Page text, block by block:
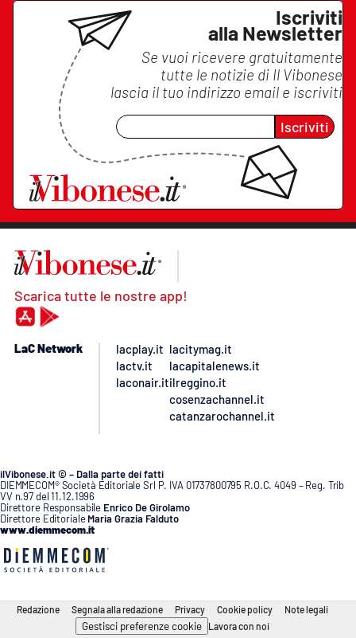
Iscriviti
alla Newsletter
Se vuoi ricevere gratuitamente
tutte le notizie di Il Vibonese
lascia il tuo indirizzo email e iscriviti
Iscriviti
Scarica tutte le nostre app!
LaC Network
lacplay.it
lactv.it
laconair.it
lacitymag.it
lacapitalenews.it
ilreggino.it
cosenzachannel.it
catanzarochannel.it
ilVibonese.it © – Dalla parte dei fatti
DIEMMECOM® Società Editoriale Srl P. IVA 01737800795 R.O.C. 4049 – Reg. Trib
VV n.97 del 11.12.1996
Direttore Responsabile Enrico De Girolamo
Direttore Editoriale Maria Grazia Falduto
www.diemmecom.it
Redazione Segnala alla redazione Privacy Cookie policy Note legali
Gestisci preferenze cookie Lavora con noi